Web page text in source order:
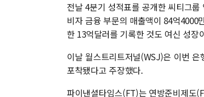
전날 4분기 성적표를 공개한 씨티그
비자 금융 부문의 매출액이 84억
한 13억달러를 기록한 것도 여신 성장
이날 월스트리트저널(WSJ)은 이번
포착됐다고 주장했다.
파이낸셜타임스(FT)는 연방준비제도